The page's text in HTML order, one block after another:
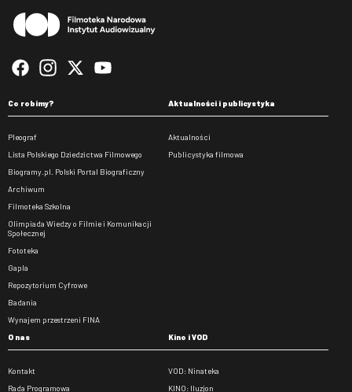
Co robimy?
Pleograf
Lista Polskiego Dziedzictwa Filmowego
Biogramy.pl. Polski Portal Biograficzny
Archiwum
Filmoteka Szkolna
Olimpiada Wiedzy o Filmie i Komunikacji
Społecznej
Fototeka
Gapla
Repozytorium Cyfrowe
Badania
Wynajem przestrzeni FINA
Aktualności i publicystyka
Aktualności
Publicystyka filmowa
O nas
Kontakt
Rada Programowa
Kino i VOD
VOD: Ninateka
KINO: Iluzjon